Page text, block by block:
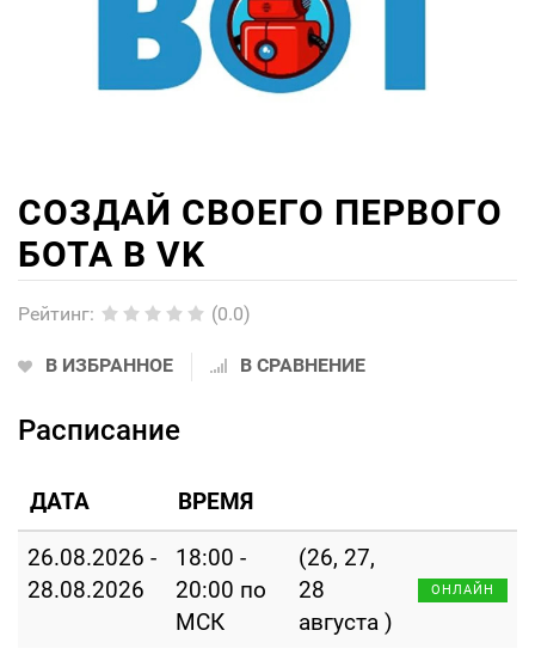
СОЗДАЙ СВОЕГО ПЕРВОГО
БОТА В VK
Рейтинг: (0.0)
В ИЗБРАННОЕ В СРАВНЕНИЕ
Расписание
ДАТА ВРЕМЯ
26.08.2026 -
28.08.2026
18:00 -
20:00 по
МСК
(26, 27,
28
августа )
ОНЛАЙН